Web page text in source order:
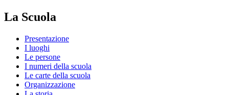
La Scuola
Presentazione
I luoghi
Le persone
I numeri della scuola
Le carte della scuola
Organizzazione